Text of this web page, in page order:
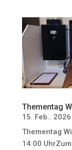
Thementag
15. Feb.. 2026
Thementag
14:00